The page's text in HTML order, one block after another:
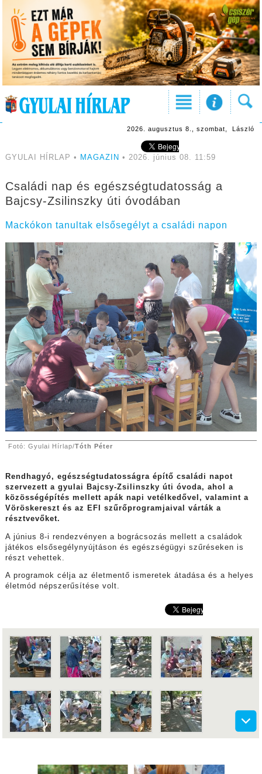
2026. augusztus 8., szombat, László
GYULAI HÍRLAP • MAGAZIN • 2026. június 08. 11:59
Családi nap és egészségtudatosság a
Bajcsy-Zsilinszky úti óvodában
Mackókon tanultak elsősegélyt a családi napon
Fotó: Gyulai Hírlap/Tóth Péter
Rendhagyó, egészségtudatosságra építő családi napot
szervezett a gyulai Bajcsy-Zsilinszky úti óvoda, ahol a
közösségépítés mellett apák napi vetélkedővel, valamint a
Vöröskereszt és az EFI szűrőprogramjaival várták a
résztvevőket.
A június 8-i rendezvényen a bográcsozás mellett a családok
játékos elsősegélynyújtáson és egészségügyi szűréseken is
részt vehettek.
A programok célja az életmentő ismeretek átadása és a helyes
életmód népszerűsítése volt.